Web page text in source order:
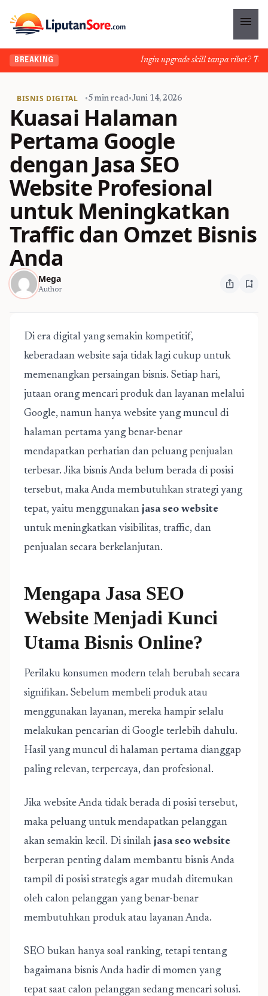
menu
BREAKING Ingin upgrade skill tanpa ribet?
BISNIS DIGITAL •5 min read•Juni 14, 2026
Kuasai Halaman
Pertama Google
dengan Jasa SEO
Website Profesional
untuk Meningkatkan
Traffic dan Omzet Bisnis
Anda
Mega
Author ios_share bookmark_add
Di era digital yang semakin kompetitif,
keberadaan website saja tidak lagi cukup untuk
memenangkan persaingan bisnis. Setiap hari,
jutaan orang mencari produk dan layanan melalui
Google, namun hanya website yang muncul di
halaman pertama yang benar-benar
mendapatkan perhatian dan peluang penjualan
terbesar. Jika bisnis Anda belum berada di posisi
tersebut, maka Anda membutuhkan strategi yang
tepat, yaitu menggunakan jasa seo website
untuk meningkatkan visibilitas, traffic, dan
penjualan secara berkelanjutan.
Mengapa Jasa SEO
Website Menjadi Kunci
Utama Bisnis Online?
Perilaku konsumen modern telah berubah secara
signifikan. Sebelum membeli produk atau
menggunakan layanan, mereka hampir selalu
melakukan pencarian di Google terlebih dahulu.
Hasil yang muncul di halaman pertama dianggap
paling relevan, terpercaya, dan profesional.
Jika website Anda tidak berada di posisi tersebut,
maka peluang untuk mendapatkan pelanggan
akan semakin kecil. Di sinilah jasa seo website
berperan penting dalam membantu bisnis Anda
tampil di posisi strategis agar mudah ditemukan
oleh calon pelanggan yang benar-benar
membutuhkan produk atau layanan Anda.
SEO bukan hanya soal ranking, tetapi tentang
bagaimana bisnis Anda hadir di momen yang
tepat saat calon pelanggan sedang mencari solusi.